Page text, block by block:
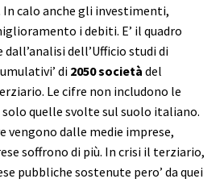
calo anche gli investimenti,
i debiti. E’ il quadro
dell’Ufficio studi di
di 2050 società del
Le cifre non includono le
quelle svolte sul suolo italiano.
vengono dalle medie imprese,
soffrono di più. In crisi il terziario,
pubbliche sostenute pero’ da quei